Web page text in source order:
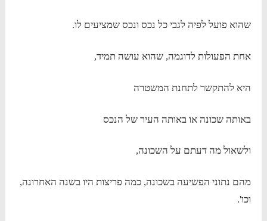
שהוא פועל לפיה לגבי כל נכס ונכס שמציעים לו.
אחת הפעולות לדוגמה, שהוא עושה תמיד,
היא להתקשר לתחנת המשטרה
באותה שכונה או באותה העיר של הנכס
ולשאול מה דעתם על השכונה,
מהם נתוני הפשיעה בשכונה, כמה פריצות היו בשנה האחרונה,
וכו'.